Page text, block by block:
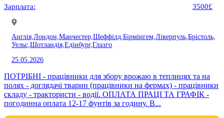
Зарплата: 3500£
Англія, Лондон, Манчестер, Шеффілд, Бірмінгем, Ліверпуль, Брістоль,
Уельс, Шотландія, Едінбург,Глазго
25.05.2026
ПОТРІБНІ - працівники для збору врожаю в теплицях та на
полях - доглядачі тварин (працівники на фермах) - працівники
складу - трактористи - водії. ОПЛАТА ПРАЦІ ТА ГРАФІК -
погодинна оплата 12-17 фунтів за годину. В...